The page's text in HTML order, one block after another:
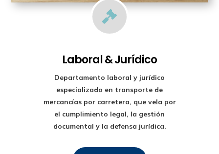

Laboral & Jurídico
Departamento laboral y jurídico
especializado en transporte de
mercancías por carretera, que vela por
el cumplimiento legal, la gestión
documental y la defensa jurídica.